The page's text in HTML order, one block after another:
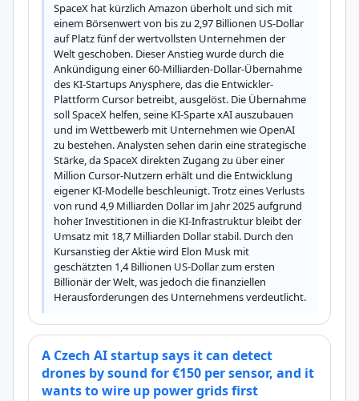
SpaceX hat kürzlich Amazon überholt und sich mit
einem Börsenwert von bis zu 2,97 Billionen US-Dollar
auf Platz fünf der wertvollsten Unternehmen der
Welt geschoben. Dieser Anstieg wurde durch die
Ankündigung einer 60-Milliarden-Dollar-Übernahme
des KI-Startups Anysphere, das die Entwickler-
Plattform Cursor betreibt, ausgelöst. Die Übernahme
soll SpaceX helfen, seine KI-Sparte xAI auszubauen
und im Wettbewerb mit Unternehmen wie OpenAI
zu bestehen. Analysten sehen darin eine strategische
Stärke, da SpaceX direkten Zugang zu über einer
Million Cursor-Nutzern erhält und die Entwicklung
eigener KI-Modelle beschleunigt. Trotz eines Verlusts
von rund 4,9 Milliarden Dollar im Jahr 2025 aufgrund
hoher Investitionen in die KI-Infrastruktur bleibt der
Umsatz mit 18,7 Milliarden Dollar stabil. Durch den
Kursanstieg der Aktie wird Elon Musk mit
geschätzten 1,4 Billionen US-Dollar zum ersten
Billionär der Welt, was jedoch die finanziellen
Herausforderungen des Unternehmens verdeutlicht.
A Czech AI startup says it can detect
drones by sound for €150 per sensor, and it
wants to wire up power grids first